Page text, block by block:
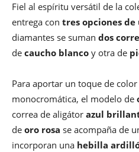
Fiel al espíritu versátil de la
entrega con tres opciones de
diamantes se suman dos
de caucho blanco y otra de
Para aportar un toque de color
monocromática, el modelo de
correa de aligátor azul
de oro rosa se acompaña de
incorporan una hebilla